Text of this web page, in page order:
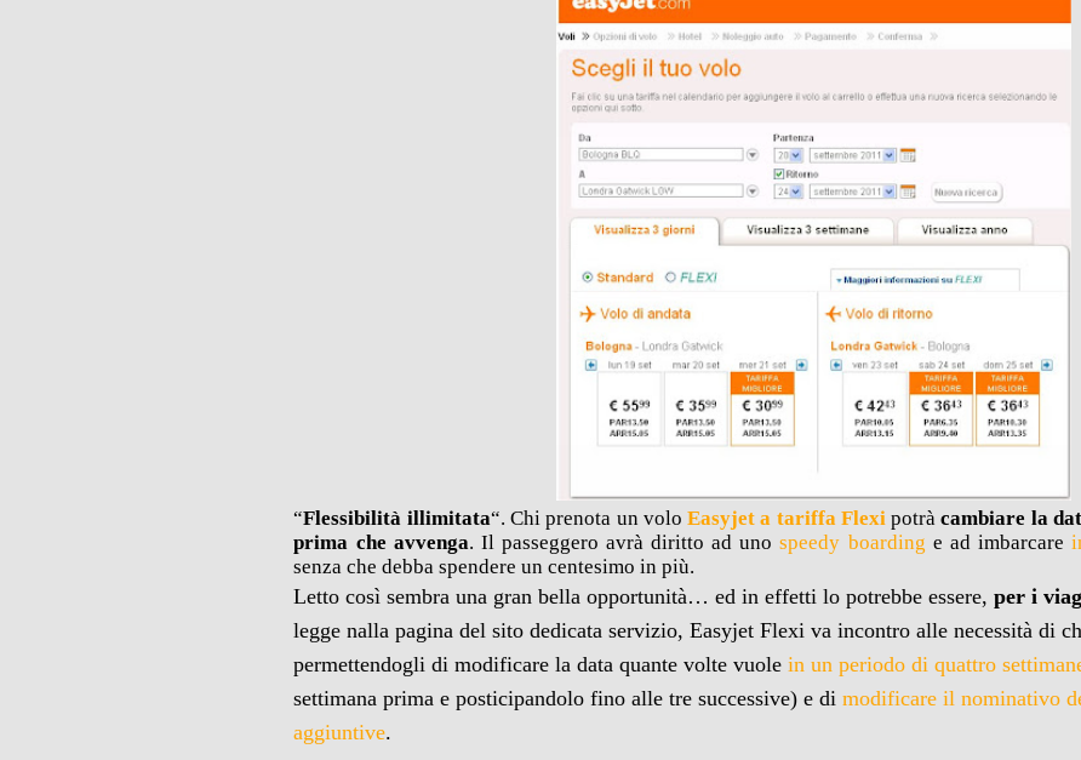
“Flessibilità illimitata“. Chi prenota un voloEasyjet a tariffa Flexi potràcambiare la
prima che avvenga. Il passeggero avrà diritto ad unospeedy boarding e ad imbarcare
senza che debba spendere un centesimo in più.
Letto così sembra una gran bella opportunità… ed in effetti lo potrebbe essere,per i
legge nalla pagina del sito dedicata servizio, Easyjet Flexi va incontro alle necessità di
permettendogli di modificare la data quante volte vuolein un periodo di quattro
settimana prima e posticipandolo fino alle tre successive) e dimodificare il nominativo
aggiuntive.